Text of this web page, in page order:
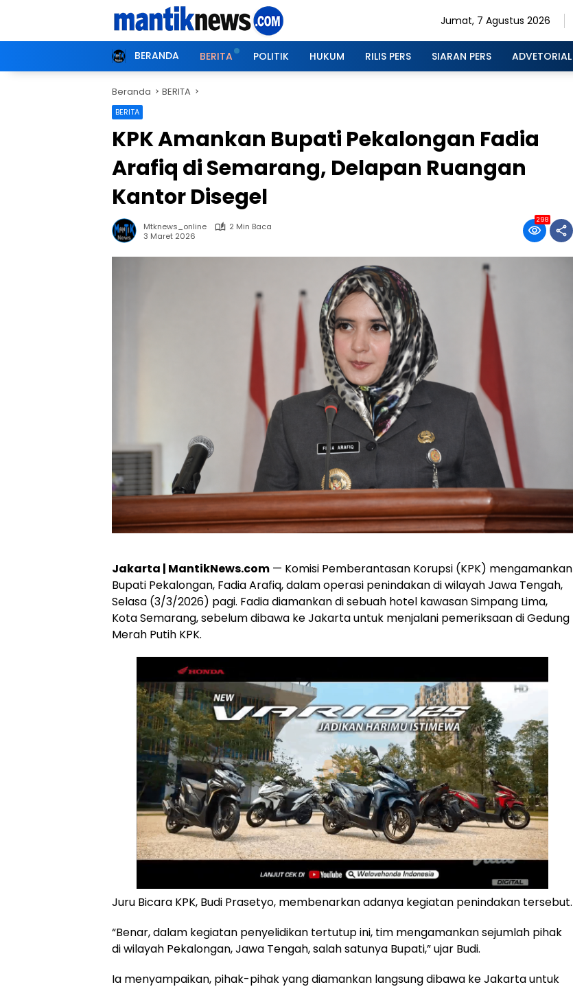
Jumat, 7 Agustus 2026
BERANDA BERITA POLITIK HUKUM RILIS PERS SIARAN PERS ADVETORIAL
Beranda BERITA
BERITA
KPK Amankan Bupati Pekalongan Fadia
Arafiq di Semarang, Delapan Ruangan
Kantor Disegel
Mtknews_online
2 Min Baca
3 Maret 2026
298
Jakarta | MantikNews.com — Komisi Pemberantasan Korupsi (KPK) mengamankan
Bupati Pekalongan, Fadia Arafiq, dalam operasi penindakan di wilayah Jawa Tengah,
Selasa (3/3/2026) pagi. Fadia diamankan di sebuah hotel kawasan Simpang Lima,
Kota Semarang, sebelum dibawa ke Jakarta untuk menjalani pemeriksaan di Gedung
Merah Putih KPK.
Juru Bicara KPK, Budi Prasetyo, membenarkan adanya kegiatan penindakan tersebut.
“Benar, dalam kegiatan penyelidikan tertutup ini, tim mengamankan sejumlah pihak
di wilayah Pekalongan, Jawa Tengah, salah satunya Bupati,” ujar Budi.
Ia menyampaikan, pihak-pihak yang diamankan langsung dibawa ke Jakarta untuk